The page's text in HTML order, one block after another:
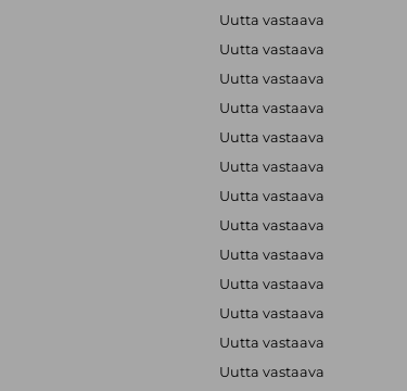
Uutta vastaava
Uutta vastaava
Uutta vastaava
Uutta vastaava
Uutta vastaava
Uutta vastaava
Uutta vastaava
Uutta vastaava
Uutta vastaava
Uutta vastaava
Uutta vastaava
Uutta vastaava
Uutta vastaava